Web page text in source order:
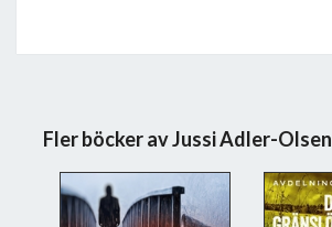
Fler böcker av Jussi Adler-Olsen